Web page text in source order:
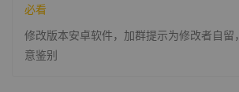
必看
修改版本安卓软件，加群提示为修改者自留，
意鉴别